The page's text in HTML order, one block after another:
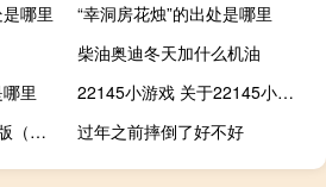
哪里
“幸洞房花烛”的出处是哪里
柴油奥迪冬天加什么机油
里
22145小游戏 关于22145小游戏的介绍
Mach3 V3.03 免费汉化版（Mach3 V3.03 免费汉化版功能简介）
过年之前摔倒了好不好